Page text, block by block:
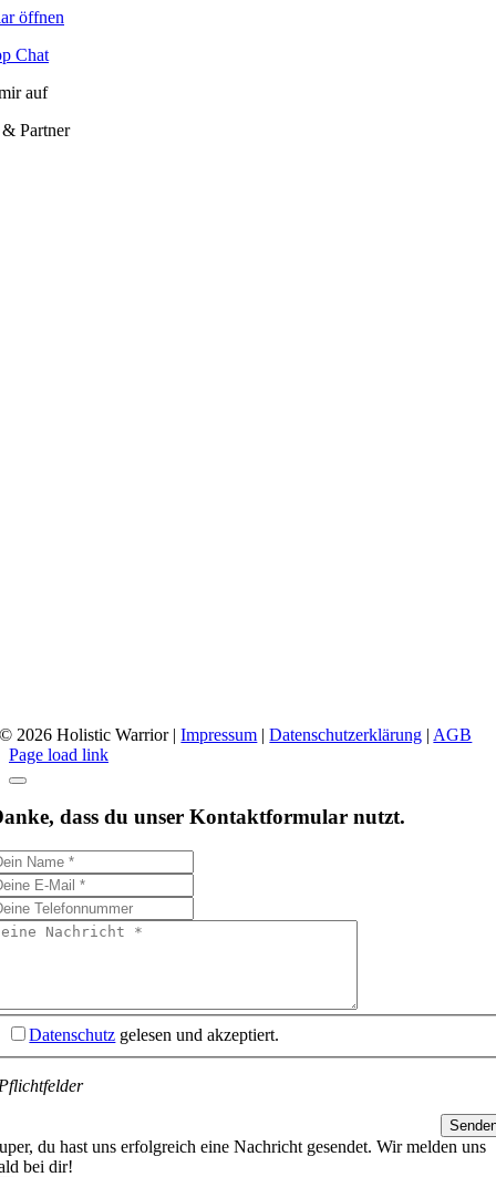
öffnen
Chat
auf
& Partner
© 2026 Holistic Warrior | Impressum | Datenschutzerklärung | AGB
Page load link
dass du unser Kontaktformular nutzt.
Datenschutz gelesen und akzeptiert.
du hast uns erfolgreich eine Nachricht gesendet. Wir melden uns
bei dir!